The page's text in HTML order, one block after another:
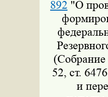
892 "О
(Собрание
52, ст.
и